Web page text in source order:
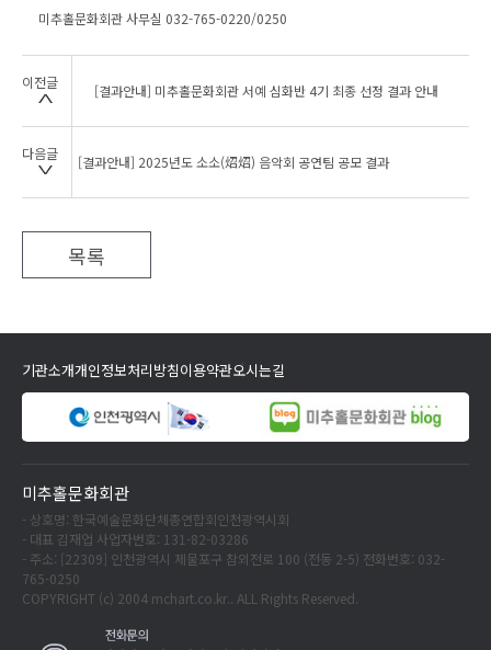
미추홀문화회관 사무실 032-765-0220/0250
이전글 [결과안내] 미추홀문화회관 서예 심화반 4기 최종 선정 결과 안내
다음글 [결과안내] 2025년도 소소(炤炤) 음악회 공연팀 공모 결과
목록
기관소개개인정보처리방침이용약관오시는길
미추홀문화회관
- 상호명: 한국예술문화단체총연합회인천광역시회
- 대표 김재업 사업자번호: 131-82-03286
- 주소: [22309] 인천광역시 제물포구 참외전로 100 (전동 2-5) 전화번호: 032-
765-0250
COPYRIGHT (c) 2004 mchart.co.kr.. ALL Rights Reserved.